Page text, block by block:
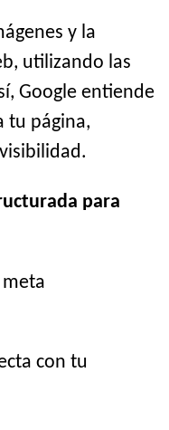
y la
utilizando las
Google entiende
tu página,
para
con tu